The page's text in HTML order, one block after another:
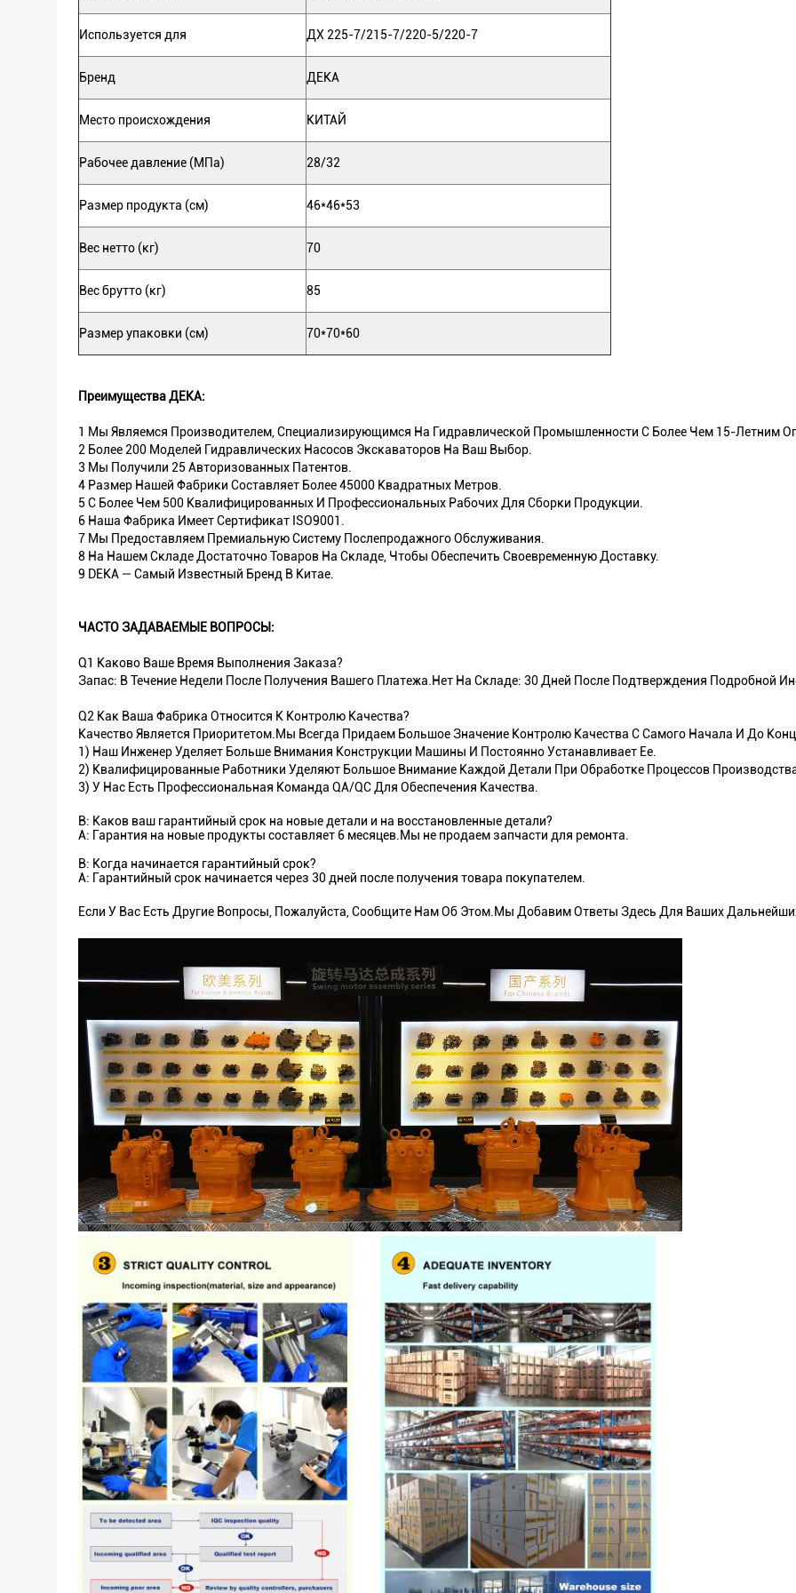
Используется для ДХ 225-7/215-7/220-5/220-7
Бренд ДЕКА
Место происхождения КИТАЙ
Рабочее давление (МПа) 28/32
Размер продукта (см) 46*46*53
Вес нетто (кг) 70
Вес брутто (кг) 85
Размер упаковки (см) 70*70*60
Преимущества ДЕКА:
1 Мы Являемся Производителем, Специализирующимся На Гидравлической Промышленности С Более Чем 15-Летним
2 Более 200 Моделей Гидравлических Насосов Экскаваторов На Ваш Выбор.
3 Мы Получили 25 Авторизованных Патентов.
4 Размер Нашей Фабрики Составляет Более 45000 Квадратных Метров.
5 С Более Чем 500 Квалифицированных И Профессиональных Рабочих Для Сборки Продукции.
6 Наша Фабрика Имеет Сертификат ISO9001.
7 Мы Предоставляем Премиальную Систему Послепродажного Обслуживания.
8 На Нашем Складе Достаточно Товаров На Складе, Чтобы Обеспечить Своевременную Доставку.
9 DEKA — Самый Известный Бренд В Китае.
ЧАСТО ЗАДАВАЕМЫЕ ВОПРОСЫ:
Q1 Каково Ваше Время Выполнения Заказа?
Запас: В Течение Недели После Получения Вашего Платежа.Нет На Складе: 30 Дней После Подтверждения Подробной
Q2 Как Ваша Фабрика Относится К Контролю Качества?
Качество Является Приоритетом.Мы Всегда Придаем Большое Значение Контролю Качества С Самого Начала И До
1) Наш Инженер Уделяет Больше Внимания Конструкции Машины И Постоянно Устанавливает Ее.
2) Квалифицированные Работники Уделяют Большое Внимание Каждой Детали При Обработке Процессов
3) У Нас Есть Профессиональная Команда QA/QC Для Обеспечения Качества.
В: Каков ваш гарантийный срок на новые детали и на восстановленные детали?
A: Гарантия на новые продукты составляет 6 месяцев.Мы не продаем запчасти для ремонта.
В: Когда начинается гарантийный срок?
A: Гарантийный срок начинается через 30 дней после получения товара покупателем.
Если У Вас Есть Другие Вопросы, Пожалуйста, Сообщите Нам Об Этом.Мы Добавим Ответы Здесь Для Ваших